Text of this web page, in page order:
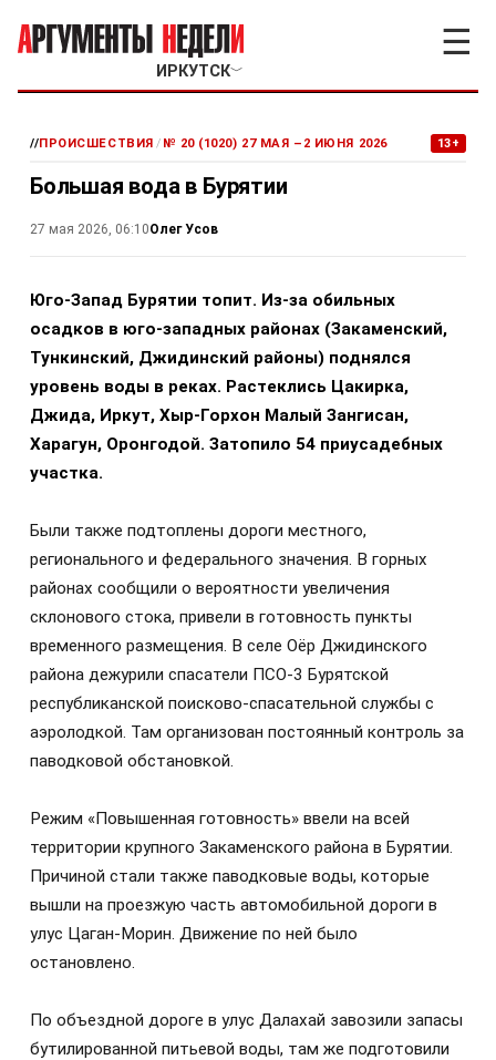
ИРКУТСК﹀
☰
//ПРОИСШЕСТВИЯ / № 20 (1020) 27 МАЯ –2 ИЮНЯ 2026 13+
Большая вода в Бурятии
27 мая 2026, 06:10Олег Усов
Юго-Запад Бурятии топит. Из-за обильных
осадков в юго-западных районах (Закаменский,
Тункинский, Джидинский районы) поднялся
уровень воды в реках. Растеклись Цакирка,
Джида, Иркут, Хыр-Горхон Малый Зангисан,
Харагун, Оронгодой. Затопило 54 приусадебных
участка.
Были также подтоплены дороги местного,
регионального и федерального значения. В горных
районах сообщили о вероятности увеличения
склонового стока, привели в готовность пункты
временного размещения. В селе Оёр Джидинского
района дежурили спасатели ПСО‑3 Бурятской
республиканской поисково-спасательной службы с
аэролодкой. Там организован постоянный контроль за
паводковой обстановкой.
Режим «Повышенная готовность» ввели на всей
территории крупного Закаменского района в Бурятии.
Причиной стали также паводковые воды, которые
вышли на проезжую часть автомобильной дороги в
улус Цаган-Морин. Движение по ней было
остановлено.
По объездной дороге в улус Далахай завозили запасы
бутилированной питьевой воды, там же подготовили